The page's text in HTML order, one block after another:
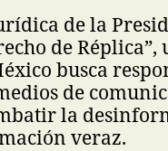
de la
de
busca
de
la
veraz.